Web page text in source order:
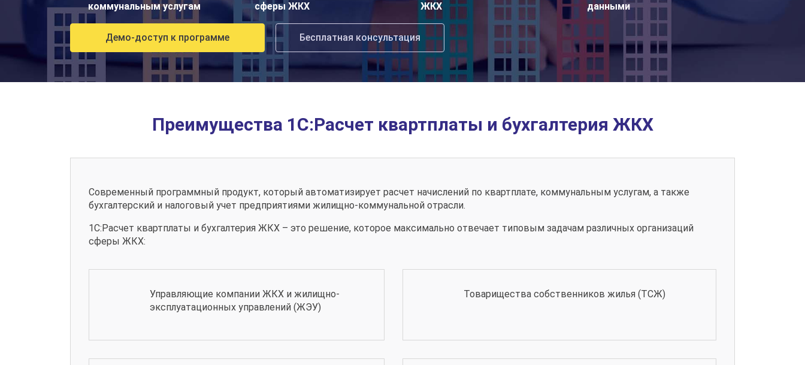
коммунальным услугам
сферы ЖКХ
ЖКХ
данными
Демо-доступ к программе Бесплатная консультация
Преимущества 1С:Расчет квартплаты и бухгалтерия ЖКХ
Современный программный продукт, который автоматизирует расчет начислений по квартплате, коммунальным услугам, а также
бухгалтерский и налоговый учет предприятиями жилищно-коммунальной отрасли.
1С:Расчет квартплаты и бухгалтерия ЖКХ – это решение, которое максимально отвечает типовым задачам различных организаций
сферы ЖКХ:
Управляющие компании ЖКХ и жилищно-
эксплуатационных управлений (ЖЭУ)
Товарищества собственников жилья (ТСЖ)